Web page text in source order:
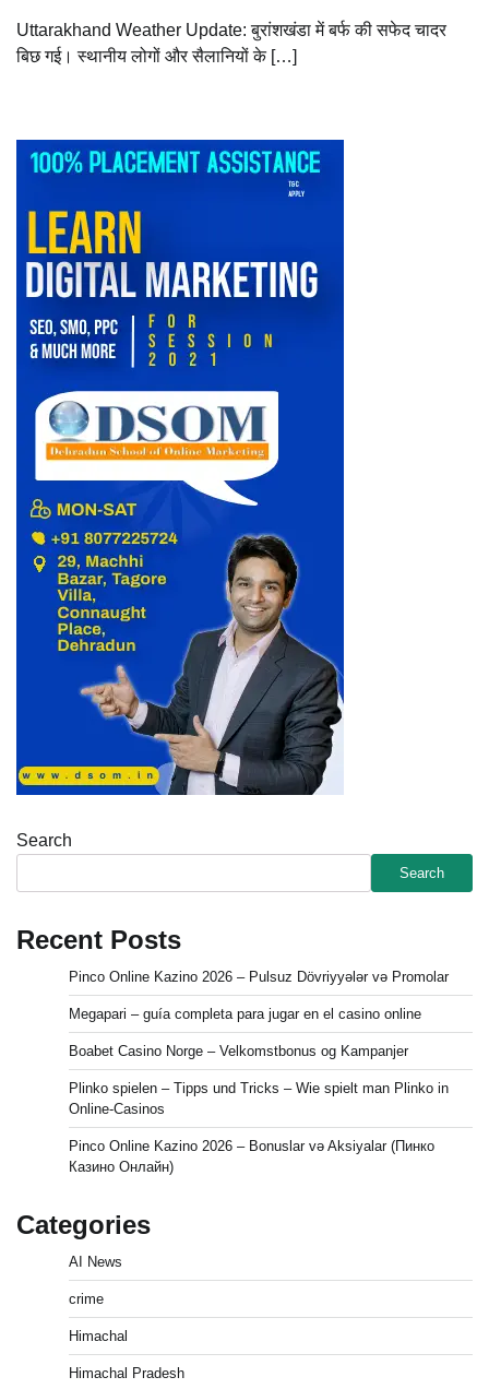
Uttarakhand Weather Update: बुरांशखंडा में बर्फ की सफेद चादर
बिछ गई। स्थानीय लोगों और सैलानियों के […]
Search
Search
Recent Posts
Pinco Online Kazino 2026 – Pulsuz Dövriyyələr və Promolar
Megapari – guía completa para jugar en el casino online
Boabet Casino Norge – Velkomstbonus og Kampanjer
Plinko spielen – Tipps und Tricks – Wie spielt man Plinko in
Online-Casinos
Pinco Online Kazino 2026 – Bonuslar və Aksiyalar (Пинко
Казино Онлайн)
Categories
AI News
crime
Himachal
Himachal Pradesh